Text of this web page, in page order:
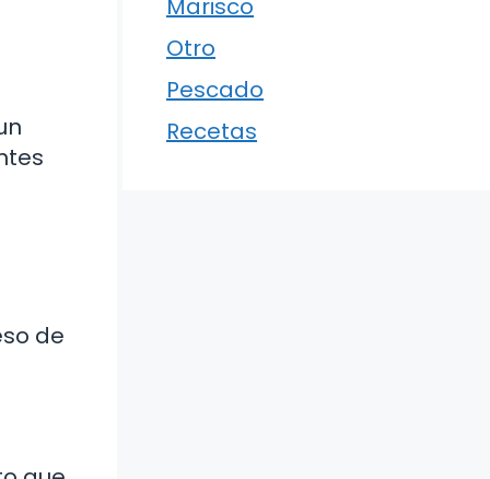
de
Marisco
Otro
Pescado
Recetas